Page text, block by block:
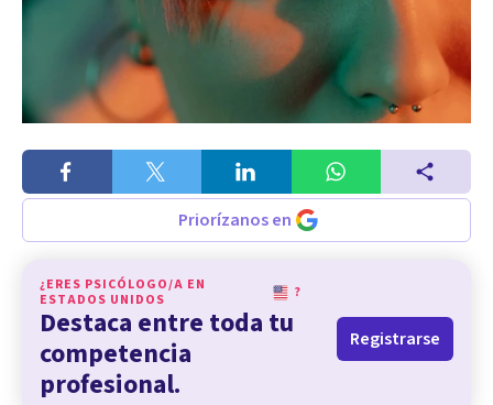
Priorízanos en
¿ERES PSICÓLOGO/A EN
ESTADOS UNIDOS
?
Destaca entre toda tu
competencia
profesional.
Registrarse